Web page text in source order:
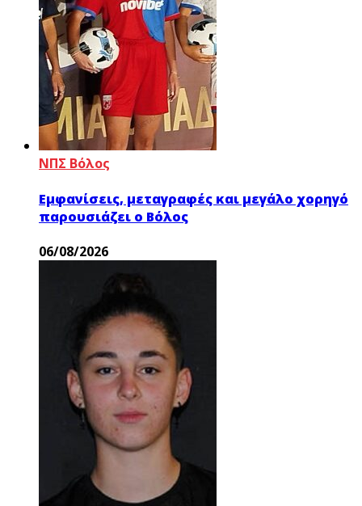
ΝΠΣ Βόλος
Εμφανίσεις, μεταγραφές και μεγάλο χορηγό
παρουσιάζει ο Βόλος
06/08/2026